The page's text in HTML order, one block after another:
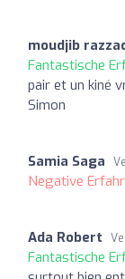
moudjib
Fantastische
pair et un kiné
Simon
Samia Saga
Negative
Ada Robert
Fantastische